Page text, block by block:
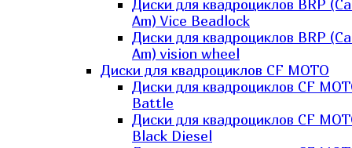
Диски для квадроциклов BRP
Am) Vice Beadlock
Диски для квадроциклов BRP
Am) vision wheel
Диски для квадроциклов CF MOTO
Диски для квадроциклов CF
Battle
Диски для квадроциклов CF
Black Diesel